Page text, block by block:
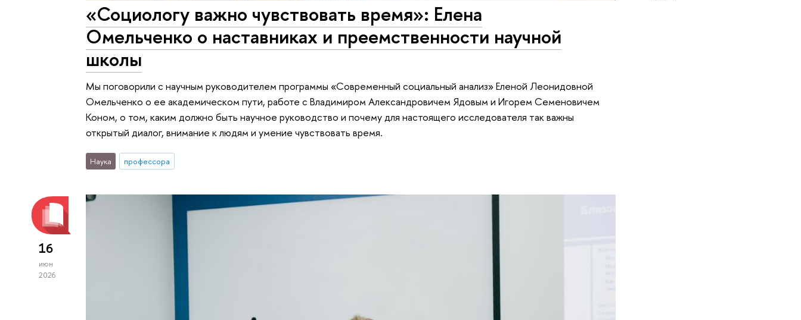
«Социологу важно чувствовать время»: Елена
Омельченко о наставниках и преемственности научной
школы
Мы поговорили с научным руководителем программы «Современный социальный анализ» Еленой Леонидовной
Омельченко о ее академическом пути, работе с Владимиром Александровичем Ядовым и Игорем Семеновичем
Коном, о том, каким должно быть научное руководство и почему для настоящего исследователя так важны
открытый диалог, внимание к людям и умение чувствовать время.
Наука профессора
16
июн
2026